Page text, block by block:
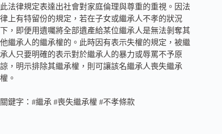
此法律規定表達出社會對家庭倫理與尊重的重視。因法
律上有特留份的規定，若在子女或繼承人不孝的狀況
下，即便用遺囑將全部遺產給某位繼承人是無法剝奪其
他繼承人的繼承權的。此時因有表示失權的規定，被繼
承人只要明確的表示對於繼承人的暴力或辱罵不予原
諒，明示排除其繼承權，則可讓該名繼承人喪失繼承
權。
關鍵字：#繼承 #喪失繼承權 #不孝條款